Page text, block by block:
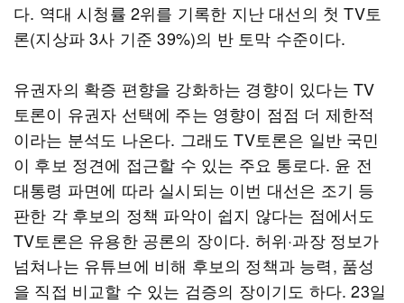
다. 역대 시청률 2위를 기록한 지난 대선의 첫 TV토
론(지상파 3사 기준 39%)의 반 토막 수준이다.
유권자의 확증 편향을 강화하는 경향이 있다는 TV
토론이 유권자 선택에 주는 영향이 점점 더 제한적
이라는 분석도 나온다. 그래도 TV토론은 일반 국민
이 후보 정견에 접근할 수 있는 주요 통로다. 윤 전
대통령 파면에 따라 실시되는 이번 대선은 조기 등
판한 각 후보의 정책 파악이 쉽지 않다는 점에서도
TV토론은 유용한 공론의 장이다. 허위·과장 정보가
넘쳐나는 유튜브에 비해 후보의 정책과 능력, 품성
을 직접 비교할 수 있는 검증의 장이기도 하다. 23일